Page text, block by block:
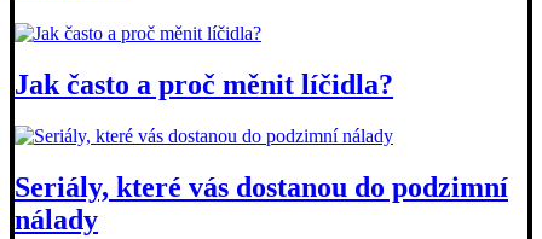
Jak často a proč měnit líčidla?
Seriály, které vás dostanou do podzimní
nálady